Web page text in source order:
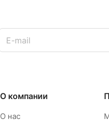
О компании
О нас